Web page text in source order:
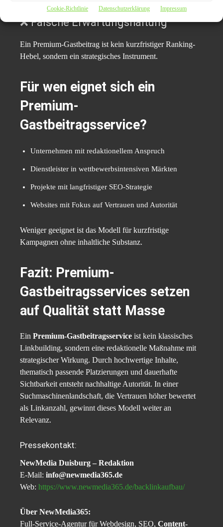
Cookie-Richtlinie Datenschutzerklärung Impressum
❌ Falsche Erwartungshaltung
Ein Premium-Gastbeitrag ist kein kurzfristiger Ranking-
Hebel, sondern ein strategisches Instrument.
Für wen eignet sich ein
Premium-
Gastbeitragsservice?
Unternehmen mit redaktionellem Anspruch
Dienstleister in wettbewerbsintensiven Märkten
Projekte mit langfristiger SEO-Strategie
Websites mit Fokus auf Vertrauen und Autorität
Weniger geeignet ist das Modell für kurzfristige
Kampagnen ohne inhaltliche Substanz.
Fazit: Premium-
Gastbeitragsservices setzen
auf Qualität statt Masse
Ein Premium-Gastbeitragsservice ist kein klassisches
Linkbuilding, sondern eine redaktionelle Maßnahme mit
strategischer Wirkung. Durch hochwertige Inhalte,
thematisch passende Platzierungen und dauerhafte
Sichtbarkeit entsteht nachhaltige Autorität. In einer
Suchmaschinenlandschaft, die Vertrauen höher bewertet
als Linkanzahl, gewinnt dieses Modell weiter an
Relevanz.
Pressekontakt:
NewMedia Duisburg – Redaktion
E-Mail: info@newmedia365.de
Web: https://www.newmedia365.de/backlinkaufbau/
Über NewMedia365:
Full-Service-Agentur für Webdesign, SEO, Content-